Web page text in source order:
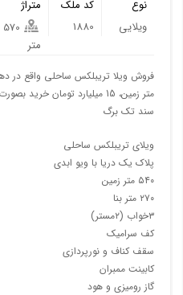
نوع
ویلایی
کد ملک
1880
متراژ
570
متر
متر زمین، 15 میلیارد تومان
سند تک برگ
ویلای تریبلکس ساحلی
پلاک یک دریا با ویو ابدی
۵۴۰ متر زمین
۲۷۰ متر بنا
۳خواب (۲مستر)
کف سرامیک
سقف کناف و نورپردازی
کابینت ممبران
گاز رومیزی و هود